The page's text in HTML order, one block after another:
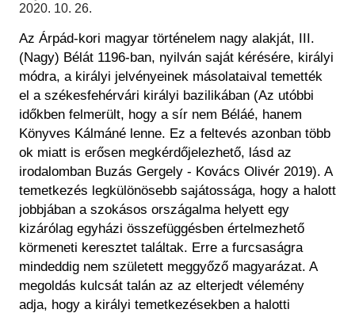
Régészet
Felnőttképzés
Közérdekű adatok
Történeti Fényképtár
Éremtár
Központi Könyvtár
2020. 10. 26.
Az Árpád-kori magyar történelem nagy alakját, III.
(Nagy) Bélát 1196-ban, nyilván saját kérésére, királyi
módra, a királyi jelvényeinek másolataival temették
el a székesfehérvári királyi bazilikában (Az utóbbi
időkben felmerült, hogy a sír nem Béláé, hanem
Könyves Kálmáné lenne. Ez a feltevés azonban több
ok miatt is erősen megkérdőjelezhető, lásd az
irodalomban Buzás Gergely - Kovács Olivér 2019). A
temetkezés legkülönösebb sajátossága, hogy a halott
jobbjában a szokásos országalma helyett egy
kizárólag egyházi összefüggésben értelmezhető
körmeneti keresztet találtak. Erre a furcsaságra
mindeddig nem született meggyőző magyarázat. A
megoldás kulcsát talán az az elterjedt vélemény
adja, hogy a királyi temetkezésekben a halotti